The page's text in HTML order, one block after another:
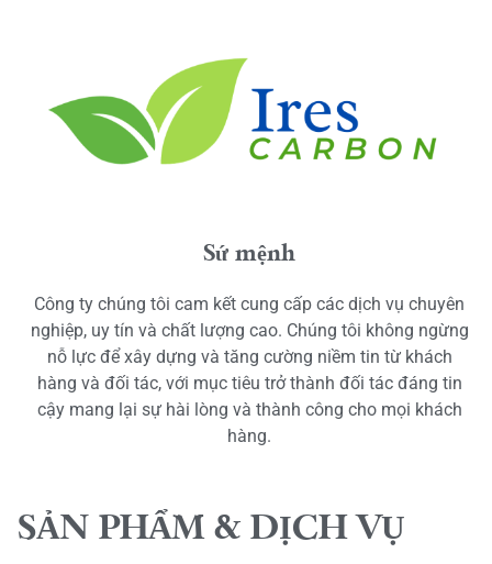
Sứ mệnh
Công ty chúng tôi cam kết cung cấp các dịch vụ chuyên
nghiệp, uy tín và chất lượng cao. Chúng tôi không ngừng
nỗ lực để xây dựng và tăng cường niềm tin từ khách
hàng và đối tác, với mục tiêu trở thành đối tác đáng tin
cậy mang lại sự hài lòng và thành công cho mọi khách
hàng.
SẢN PHẨM & DỊCH VỤ